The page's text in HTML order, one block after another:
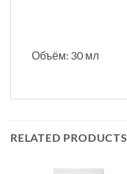
Объём: 30 мл
RELATED PRODUCTS